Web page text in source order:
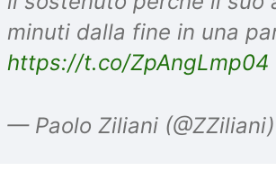
https://t.co/ZpAngLmp04